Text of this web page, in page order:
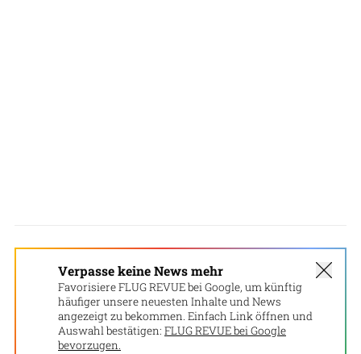
Verpasse keine News mehr
Favorisiere FLUG REVUE bei Google, um künftig
häufiger unsere neuesten Inhalte und News
angezeigt zu bekommen. Einfach Link öffnen und
Auswahl bestätigen: FLUG REVUE bei Google
bevorzugen.